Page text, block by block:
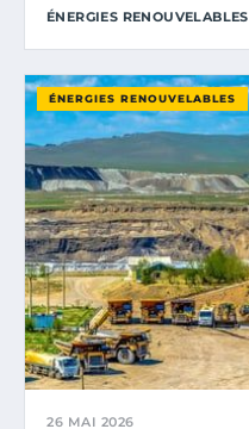
ÉNERGIES RENOUVELABLES
ÉNERGIES RENOUVELABLES
26 MAI 2026